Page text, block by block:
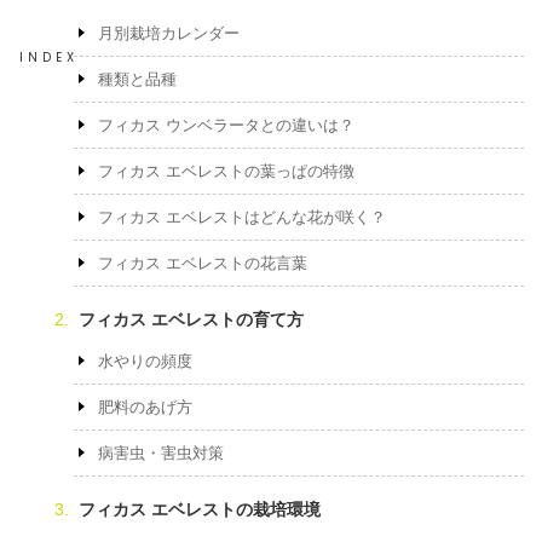
INDEX
月別栽培カレンダー
種類と品種
フィカス ウンベラータとの違いは？
フィカス エベレストの葉っぱの特徴
フィカス エベレストはどんな花が咲く？
フィカス エベレストの花言葉
フィカス エベレストの育て方
水やりの頻度
肥料のあげ方
病害虫・害虫対策
フィカス エベレストの栽培環境